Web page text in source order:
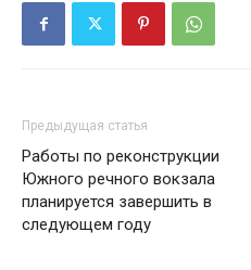
Предыдущая статья
Работы по реконструкции
Южного речного вокзала
планируется завершить в
следующем году